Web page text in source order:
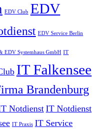
EDV Club EDV
EDV Service Berlin
EDV Systemhaus GmbH IT
IT Falkensee
Brandenburg
Notdienst IT Notdienst
IT Praxis IT Service